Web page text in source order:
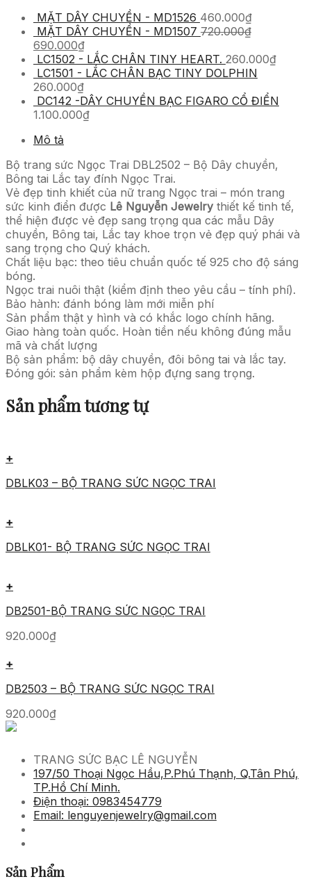
MẶT DÂY CHUYỀN - MD1526 460.000₫
MẶT DÂY CHUYỀN - MD1507 720.000₫
690.000₫
LC1502 - LẮC CHÂN TINY HEART. 260.000₫
LC1501 - LẮC CHÂN BẠC TINY DOLPHIN
260.000₫
DC142 -DÂY CHUYỀN BẠC FIGARO CỔ ĐIỂN
1.100.000₫
Mô tả
Bộ trang sức Ngọc Trai DBL2502 – Bộ Dây chuyền,
Bông tai Lắc tay đính Ngọc Trai.
Vẻ đẹp tinh khiết của nữ trang Ngọc trai – món trang
sức kinh điển được Lê Nguyễn Jewelrythiết kế tinh tế,
thể hiện được vẻ đẹp sang trọng qua các mẫu Dây
chuyền, Bông tai, Lắc tay khoe trọn vẻ đẹp quý phái và
sang trọng cho Quý khách.
Chất liệu bạc: theo tiêu chuẩn quốc tế 925 cho độ sáng
bóng.
Ngọc trai nuôi thật (kiểm định theo yêu cầu – tính phí).
Bảo hành: đánh bóng làm mới miễn phí
Sản phẩm thật y hình và có khắc logo chính hãng.
Giao hàng toàn quốc. Hoàn tiền nếu không đúng mẫu
mã và chất lượng
Bộ sản phẩm: bộ dây chuyền, đôi bông tai và lắc tay.
Đóng gói: sản phẩm kèm hộp đựng sang trọng.
Sản phẩm tương tự
+
DBLK03 – BỘ TRANG SỨC NGỌC TRAI
+
DBLK01- BỘ TRANG SỨC NGỌC TRAI
+
DB2501-BỘ TRANG SỨC NGỌC TRAI
920.000₫
+
DB2503 – BỘ TRANG SỨC NGỌC TRAI
920.000₫
TRANG SỨC BẠC LÊ NGUYỄN
197/50 Thoại Ngọc Hầu,P.Phú Thạnh, Q.Tân Phú,
TP.Hồ Chí Minh.
Điện thoại: 0983454779
Email: lenguyenjewelry@gmail.com
Sản Phẩm